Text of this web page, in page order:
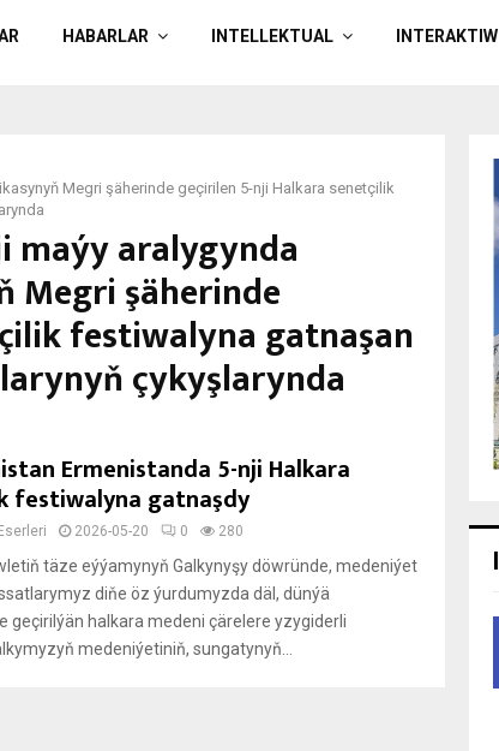
HABARLAR INTELLEKTUAL INTERAKTIW
Megri şäherinde geçirilen 5-nji Halkara senetçilik
maýy aralygynda
Megri şäherinde
festiwalyna gatnaşan
çykyşlarynda
Ermenistanda 5-nji Halkara
festiwalyna gatnaşdy
2026-05-20 0 280
täze eýýamynyň Galkynyşy döwründe, medeniýet
diňe öz ýurdumyzda däl, dünýä
geçirilýän halkara medeni çärelere yzygiderli
medeniýetiniň, sungatynyň...